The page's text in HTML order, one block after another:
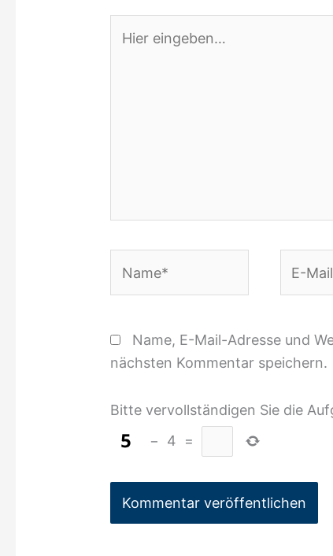
eingeben…
Mail-
Name, E-Mail-Adresse und
nächsten Kommentar speichern.
Bitte vervollständigen Sie die
−
4 =